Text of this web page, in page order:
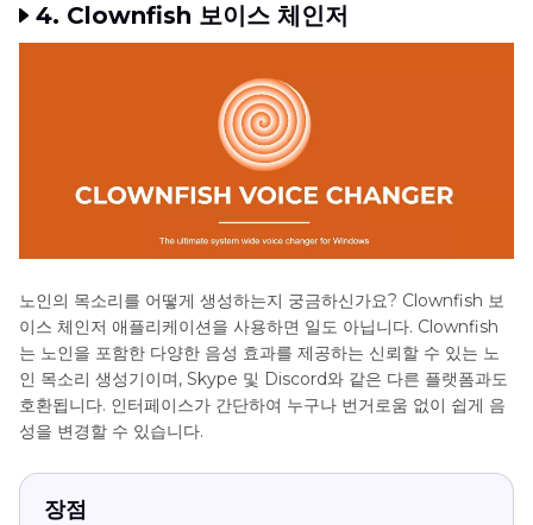
4. Clownfish 보이스 체인저
노인의 목소리를 어떻게 생성하는지 궁금하신가요? Clownfish 보
이스 체인저 애플리케이션을 사용하면 일도 아닙니다. Clownfish
는 노인을 포함한 다양한 음성 효과를 제공하는 신뢰할 수 있는 노
인 목소리 생성기이며, Skype 및 Discord와 같은 다른 플랫폼과도
호환됩니다. 인터페이스가 간단하여 누구나 번거로움 없이 쉽게 음
성을 변경할 수 있습니다.
장점